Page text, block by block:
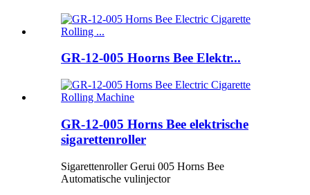
GR-12-005 Hoorns Bee Elektr...
GR-12-005 Horns Bee elektrische
sigarettenroller
Sigarettenroller Gerui 005 Horns Bee
Automatische vulinjector